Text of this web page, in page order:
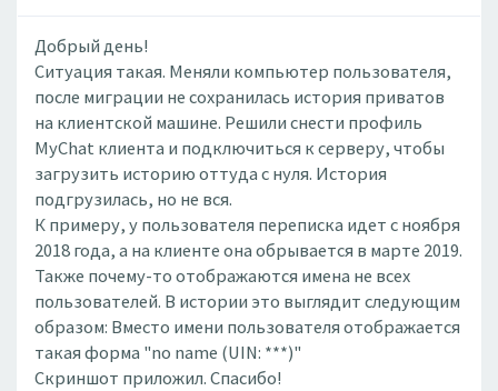
Добрый день!
Ситуация такая. Меняли компьютер пользователя,
после миграции не сохранилась история приватов
на клиентской машине. Решили снести профиль
MyChat клиента и подключиться к серверу, чтобы
загрузить историю оттуда с нуля. История
подгрузилась, но не вся.
К примеру, у пользователя переписка идет с ноября
2018 года, а на клиенте она обрывается в марте 2019.
Также почему-то отображаются имена не всех
пользователей. В истории это выглядит следующим
образом: Вместо имени пользователя отображается
такая форма "no name (UIN: ***)"
Скриншот приложил. Спасибо!